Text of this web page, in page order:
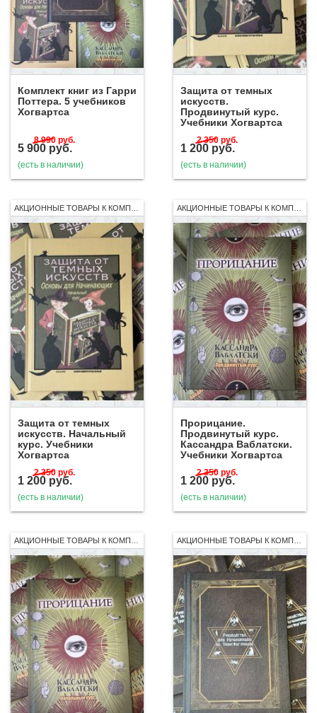
Комплект книг из Гарри
Поттера. 5 учебников
Хогвартса
8 990 руб.
5 900 руб.
(есть в наличии)
Защита от темных
искусств.
Продвинутый курс.
Учебники Хогвартса
2 350 руб.
1 200 руб.
(есть в наличии)
Защита от темных
искусств. Начальный
курс. Учебники
Хогвартса
2 350 руб.
1 200 руб.
(есть в наличии)
Прорицание.
Продвинутый курс.
Кассандра Ваблатски.
Учебники Хогвартса
2 350 руб.
1 200 руб.
(есть в наличии)